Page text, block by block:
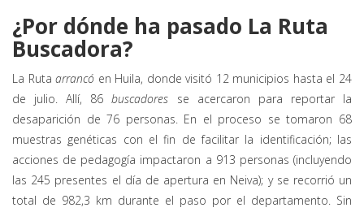
¿Por dónde ha pasado La Ruta
Buscadora?
La Rutaarrancó en Huila, donde visitó 12 municipios hasta el 24
de julio. Allí, 86buscadores se acercaron para reportar la
desaparición de 76 personas. En el proceso se tomaron 68
muestras genéticas con el fin de facilitar la identificación; las
acciones de pedagogía impactaron a 913 personas (incluyendo
las 245 presentes el día de apertura en Neiva); y se recorrió un
total de 982,3 km durante el paso por el departamento. Sin